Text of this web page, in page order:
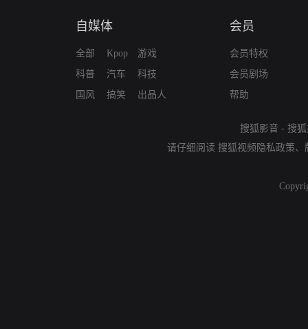
自媒体
全部
科普
国风
Kpop
汽车
搞笑
游戏
科技
出品人
会员
会员特权
会员剧场
帮助
搜狐影音 - 搜
请仔细阅读 搜狐视频隐私政策、